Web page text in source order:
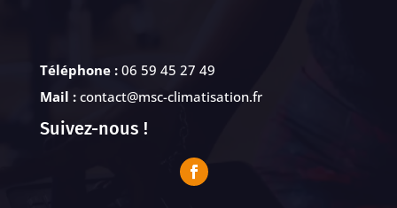
Téléphone : 06 59 45 27 49
Mail :contact@msc-climatisation.fr
Suivez-nous !